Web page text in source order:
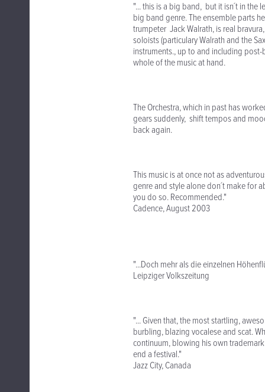
"... this is a big band, but it isn´t in
big band genre. The ensemble parts
trumpeter Jack Walrath, is real
soloists (particulary Walrath and the
instruments., up to and including
whole of the music at hand.
The Orchestra, which in past has
gears suddenly, shift tempos and
back again.
This music is at once not as
genre and style alone don´t make for
you do so. Recommended."
Cadence, August 2003
"...Doch mehr als die einzelnen
Leipziger Volkszeitung
"... Given that, the most startling,
burbling, blazing vocalese and scat.
continuum, blowing his own
end a festival."
Jazz City, Canada